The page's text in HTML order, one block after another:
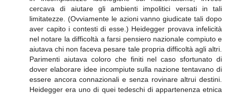
cercava di aiutare gli ambienti impolitici versati in tali
limitatezze. (Ovviamente le azioni vanno giudicate tali dopo
aver capito i contesti di esse.) Heidegger provava infelicità
nel notare la difficoltà a farsi pensiero nazionale compiuto e
aiutava chi non faceva pesare tale propria difficoltà agli altri.
Parimenti aiutava coloro che finiti nel caso sfortunato di
dover elaborare idee incompiute sulla nazione tentavano di
essere ancora connazionali e senza rovinare altrui destini.
Heidegger era uno di quei tedeschi di appartenenza etnica